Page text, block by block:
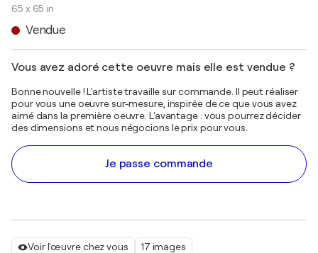
Voir l'œuvre chez vous 17 images
65 x 65 in
Vendue
Vous avez adoré cette oeuvre mais elle est vendue ?
Bonne nouvelle ! L'artiste travaille sur commande. Il peut réaliser
pour vous une oeuvre sur-mesure, inspirée de ce que vous avez
aimé dans la première oeuvre. L'avantage : vous pourrez décider
des dimensions et nous négocions le prix pour vous.
Je passe commande